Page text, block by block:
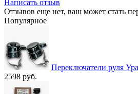
Написать отзыв
Отзывов еще нет, ваш может стать
Популярное
Переключатели руля
2598 руб.